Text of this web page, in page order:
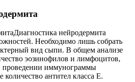
нейродермита
Необходимо лишь собрать
вид сыпи. В общем анализе
эозинофилов и лимфоцитов,
иммунограммы
количество антител класса Е.